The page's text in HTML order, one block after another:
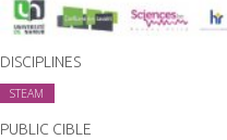
DISCIPLINES
STEAM
PUBLIC CIBLE